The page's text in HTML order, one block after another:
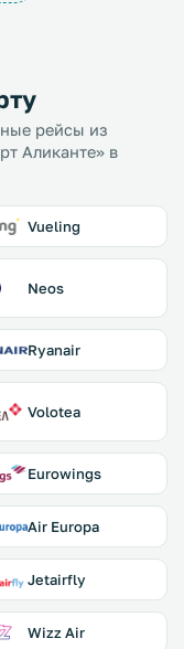
рейсы из
Аликанте» в
Vueling
Neos
Ryanair
Volotea
Eurowings
Air Europa
Jetairfly
Wizz Air